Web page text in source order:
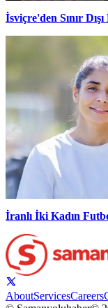
İsviçre'den Sınır
İranlı İki Kadın
AboutServicesCareers